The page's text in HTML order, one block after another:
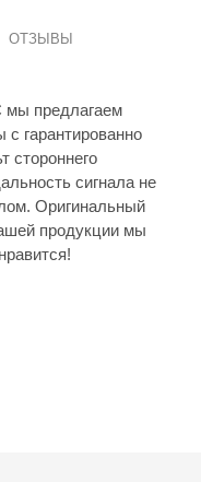
ОТЗЫВЫ
мы предлагаем
с гарантированно
стороннего
сигнала не
Оригинальный
продукции мы